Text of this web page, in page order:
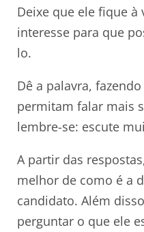
Deixe que ele fique
interesse para que
lo.
Dê a palavra,
permitam falar mais
lembre-se: escute
A partir das
melhor de como é a
candidato. Além
perguntar o que ele